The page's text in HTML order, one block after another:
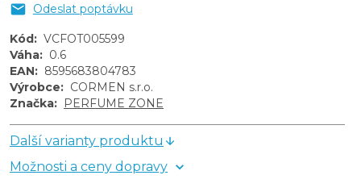
Odeslat poptávku
Kód: VCFOT005599
Váha: 0.6
EAN: 8595683804783
Výrobce: CORMEN s.r.o.
Značka: PERFUME ZONE
Další varianty produktu
Možnosti a ceny dopravy